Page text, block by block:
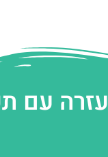
עזרה עם